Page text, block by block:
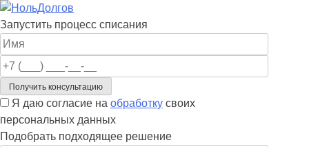
Skip
to
content
Запустить процесс списания
Я даю согласие на обработку своих
персональных данных
Подобрать подходящее решение